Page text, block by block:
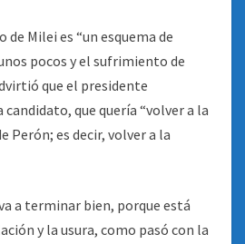
Milei es “un esquema de
pocos y el sufrimiento de
que el presidente
que quería “volver a la
Perón; es decir, volver a la
a terminar bien, porque está
y la usura, como pasó con la